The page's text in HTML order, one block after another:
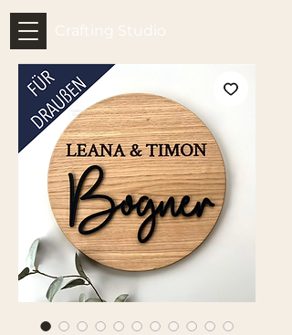
Crafting Studio